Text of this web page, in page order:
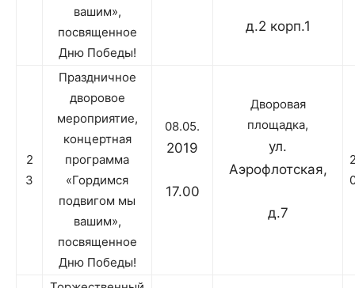
вашим»,
посвященное
Дню Победы!
д.2 корп.1
2
3
Праздничное
дворовое
мероприятие,
концертная
программа
«Гордимся
подвигом мы
вашим»,
посвященное
Дню Победы!
08.05.
2019
17.00
Дворовая
площадка,
ул.
Аэрофлотская,
д.7